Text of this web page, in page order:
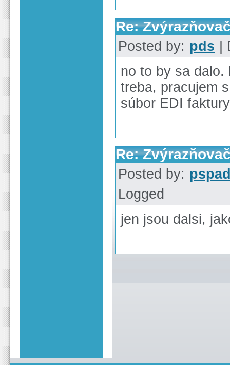
Re:
Posted by: pds |
no to by sa dalo.
treba, pracujem
súbor EDI
Re:
Posted by:
Logged
jen jsou dalsi,